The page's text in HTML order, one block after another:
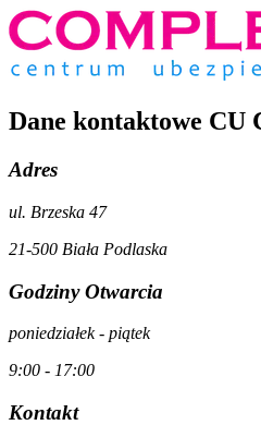
Dane kontaktowe CU
Adres
ul. Brzeska 47
21-500 Biała Podlaska
Godziny Otwarcia
poniedziałek - piątek
9:00 - 17:00
Kontakt